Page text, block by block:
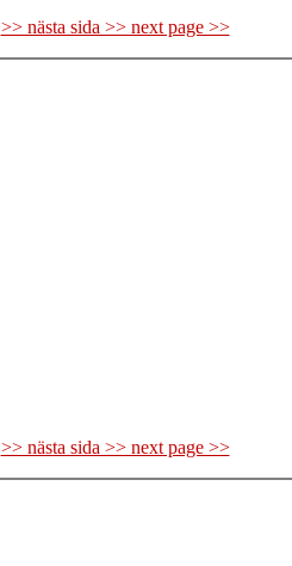
>> nästa sida >> next page >>
>> nästa sida >> next page >>